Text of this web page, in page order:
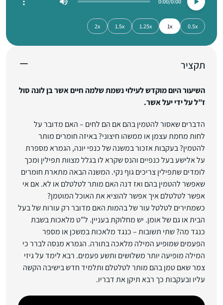
0.5x
1x
1.25x
1.5x
2x
תקציר
השיעור היום מוקדש לעילוי נשמת שלמה חיים אשר בן לונה סול
ז”ל על ידי יעל אשר.
הדברים שאסור להטמין בהם אם הם לחים – האם מדובר על
לחות מחמת עצמן או ממשהו חיצוני? באיזה חומרים מותר
להטמין? בעקבות אזכור במשנה של כנפי יונה, הגמרא מספרת
על אלישע בעל כנפיים והנס שקרא לו בגלל מצוות תפילין ומכך
לומדים שתפילין צריכים גוף נקי. המשנה הבאה מתארת חומרים
שאפשר להטמין בהם ואז דנה האם מותר לטלטלם או לא. אם אי
אפשר לטלטלם איך אפשר להוציא את האוכל המוטמן?
כשמתירים לטלטל עור של בהמות האם מדובר רק עורות של בעל
הבית או גם של אומן. יש מחלוקת בעניין. ל”ט מלאכות בשבת
כנגד מה? שתי תשובות – כנגד מלאכות במשכן או מספר
הפעמים שמופיע המילה מלאכה בתורה. הגמרא מנסה לברר כי
המילה מופיעה יותר משלושים ותשע פעמים. רבא לימד על גיזי
צמר שאם טמן בהם מותר לטלטלם ותלמיד חדש בישיבה הקשה
עליו ובעקבות כך רבא תיקן את דבריו.